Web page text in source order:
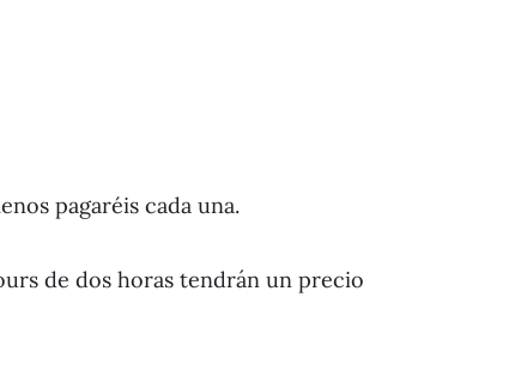
pagaréis cada una.
de dos horas tendrán un precio